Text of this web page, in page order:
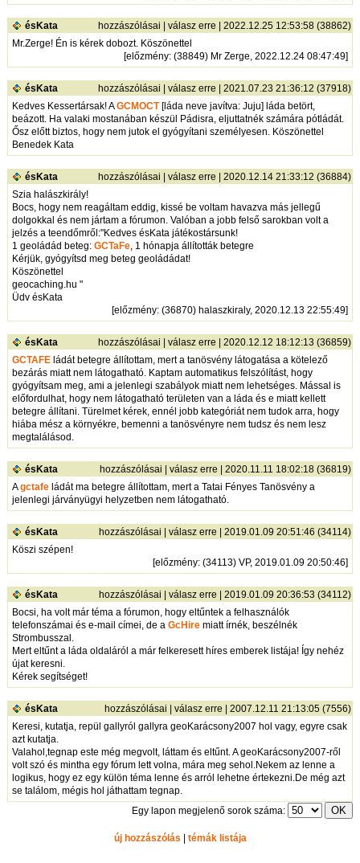
ésKata hozzászólásai |válasz erre | 2022.12.25 12:53:58 (38862)
Mr.Zerge! Én is kérek dobozt. Köszönettel
[előzmény: (38849) Mr Zerge, 2022.12.24 08:47:49]
ésKata hozzászólásai |válasz erre | 2021.07.23 21:36:12 (37918)
Kedves Kessertársak! AGCMOCT[láda neve javítva: Juju] láda betört,
beázott. Ha valaki mostanában készül Pádisra, eljuttatnék számára pótládát.
Ősz előtt biztos, hogy nem jutok el gyógyítani személyesen. Köszönettel
Benedek Kata
ésKata hozzászólásai |válasz erre | 2020.12.14 21:33:12 (36884)
Szia halászkirály!
Bocs, hogy nem reagáltam eddig, kissé be voltam havazva más jellegű
dolgokkal és nem jártam a fórumon. Valóban a jobb felső sarokban volt a
jelzés a teendőmről:"Kedves ésKata játékostársunk!
1 geoládád beteg:GCTaFe , 1 hónapja állították betegre
Kérjük, gyógyítsd meg beteg geoládádat!
Köszönettel
geocaching.hu "
Üdv ésKata
[előzmény: (36870) halaszkiraly, 2020.12.13 22:55:49]
ésKata hozzászólásai |válasz erre | 2020.12.12 18:12:13 (36859)
GCTAFE ládát betegre állítottam, mert a tanösvény látogatása a kötelező
bezárás miatt nem látogatható. Kaptam automatikus felszólítást, hogy
gyógyítsam meg, ami a jelenlegi szabályok miatt nem lehetséges. Mással is
előfordulhat, hogy nem látogatható területen van a láda és e miatt kellett
betegre állítani. Türelmet kérek, ennél jobb kategóriát nem tudok arra, hogy
hiába mész a környékre, bemenni a tanösvényre nem tudsz és nem lesz
megtalálásod.
ésKata hozzászólásai |válasz erre | 2020.11.11 18:02:18 (36819)
Agctafe ládát ma betegre állítottam, mert a Tatai Fényes Tanösvény a
jelenlegi járványügyi helyzetben nem látogatható.
ésKata hozzászólásai |válasz erre | 2019.01.09 20:51:46 (34114)
Köszi szépen!
[előzmény: (34113) VP, 2019.01.09 20:50:46]
ésKata hozzászólásai |válasz erre | 2019.01.09 20:36:53 (34112)
Bocsi, ha volt már téma a fórumon, hogy eltűntek a felhasználók
telefonszámai és e-mail címei, de aGcHire miatt írnék, beszélnék
Strombusszal.
Mert eltűnt a láda oldaláról a már felkeresett híres emberek listája! Így nehéz
újat keresni.
Kérek segítséget!
ésKata hozzászólásai |válasz erre | 2007.12.11 21:13:05 (7556)
Keresi, kutatja, repül gallyról gallyra geoKarácsony2007 hol vagy, egyre csak
azt kutatja.
Valahol,tegnap este még megvolt, láttam és eltűnt. A geoKarácsony2007-ről
volt szó és mintha egy fórum lett volna, mára meg sehol.Nekem az lenne a
logikus, hogy ez egy külön téma lenne és arról lehetne értekezni.De még azt
se találom, mégis hol játhattam tegnap.
Egy lapon megjelenő sorok száma:
új hozzászólás | témák listája